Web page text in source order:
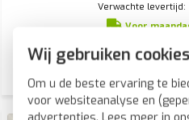
Wij gebruiken cookies
Om u de beste ervaring te
voor websiteanalyse en
Verwachte levertijd:
Voor
51,32
30,99